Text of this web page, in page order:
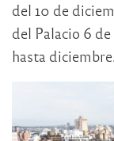
del 10 de
del Palacio 6
hasta diciembre.